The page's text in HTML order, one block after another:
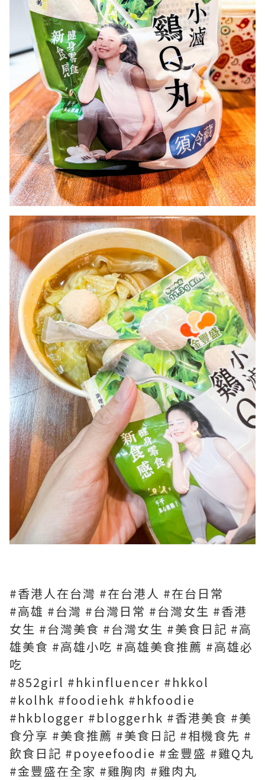
#香港人在台灣 #在台港人 #在台日常
#高雄 #台灣 #台灣日常 #台灣女生 #香港
女生 #台灣美食 #台灣女生 #美食日記 #高
雄美食 #高雄小吃 #高雄美食推薦 #高雄必
吃
#852girl #hkinfluencer #hkkol
#kolhk #foodiehk #hkfoodie
#hkblogger #bloggerhk #香港美食 #美
食分享 #美食推薦 #美食日記 #相機食先 #
飲食日記 #poyeefoodie #金豐盛 #雞Q丸
#金豐盛在全家 #雞胸肉 #雞肉丸